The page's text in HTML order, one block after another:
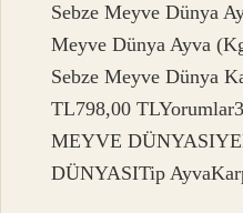
Sebze Meyve Dünya
Meyve Dünya Ayva
Sebze Meyve Dünya
TL798,00
MEYVE
DÜNYASITip